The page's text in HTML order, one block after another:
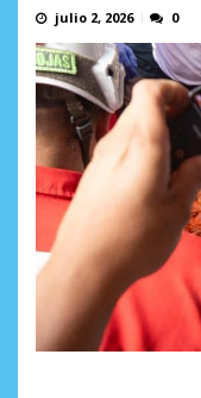
julio 2, 2026 0